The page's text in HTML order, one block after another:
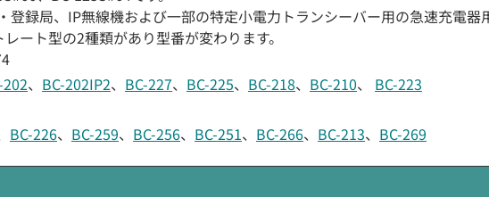
録局、IP無線機および一部の特定小電力トランシーバー用の急速充電器
ート型の2種類があり型番が変わります。
202、 BC-202IP2、 BC-227、 BC-225、 BC-218、 BC-210、 BC-223
BC-226、 BC-259、 BC-256、 BC-251、 BC-266、 BC-213、 BC-269